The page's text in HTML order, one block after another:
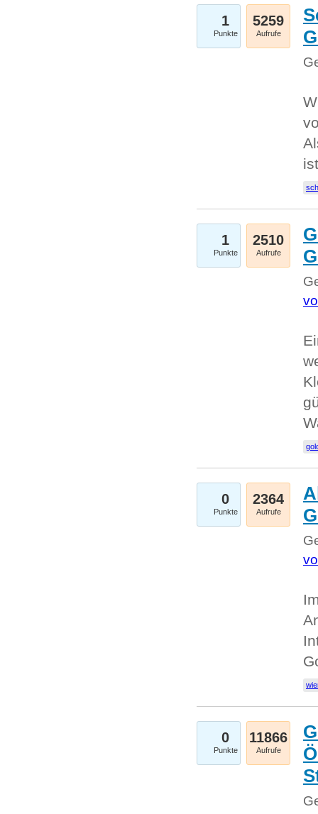
1
Punkte
5259
Aufrufe
1
Punkte
2510
Aufrufe
0
Punkte
2364
Aufrufe
0
Punkte
11866
Aufrufe